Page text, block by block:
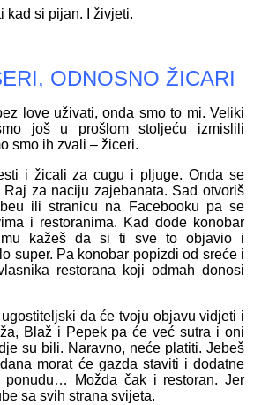
kad si pijan. I živjeti.
ODNOSNO ŽICARI
love uživati, onda smo to mi. Veliki
još u prošlom stoljeću izmislili
smo ih zvali – žiceri.
i žicali za cugu i pljuge. Onda se
Raj za naciju zajebanata. Sad otvoriš
ili stranicu na Facebooku pa se
i restoranima. Kad dođe konobar
mu kažeš da si ti sve to objavio i
super. Pa konobar popizdi od sreće i
restorana koji odmah donosi
da će tvoju objavu vidjeti i
Blaž i Pepek pa će već sutra i oni
su bili. Naravno, neće platiti. Jebeš
morat će gazda staviti i dodatne
ponudu… Možda čak i restoran. Jer
sa svih strana svijeta.